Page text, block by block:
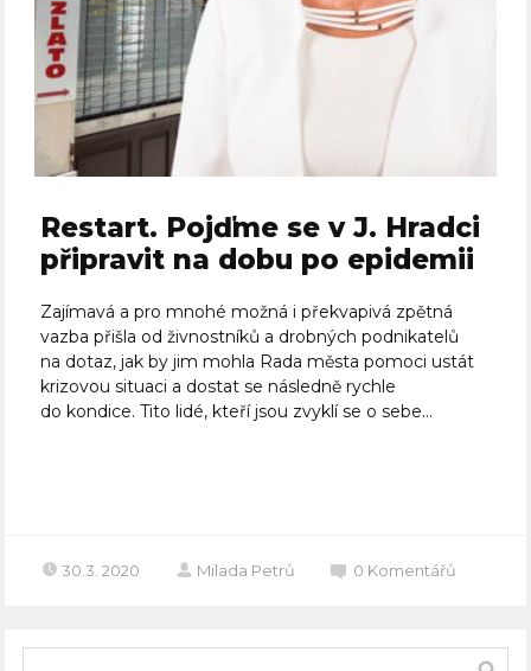
Restart. Pojďme se v J. Hradci
připravit na dobu po epidemii
Zajímavá a pro mnohé možná i překvapivá zpětná
vazba přišla od živnostníků a drobných podnikatelů
na dotaz, jak by jim mohla Rada města pomoci ustát
krizovou situaci a dostat se následně rychle
do kondice. Tito lidé, kteří jsou zvyklí se o sebe...
30.3. 2020 Milada Petrů 0 Komentářů